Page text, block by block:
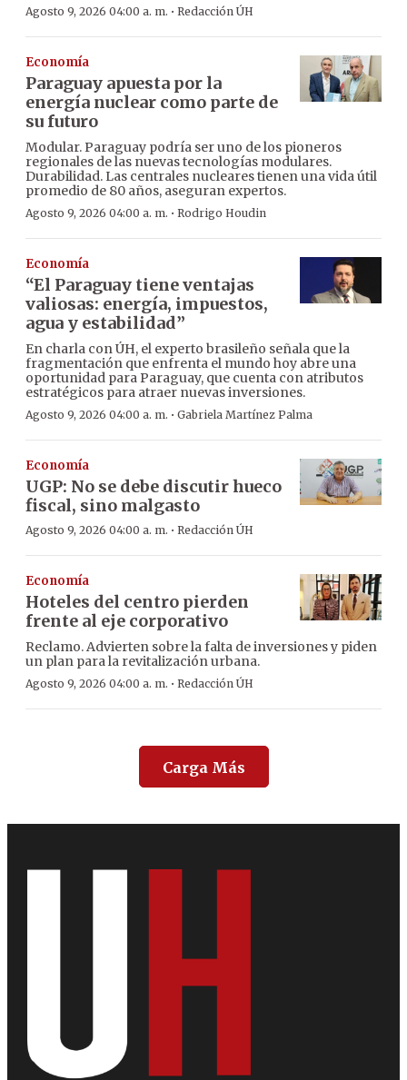
Agosto 9, 2026 04:00 a. m. · Redacción ÚH
Economía
Paraguay apuesta por la
energía nuclear como parte de
su futuro
Modular. Paraguay podría ser uno de los pioneros
regionales de las nuevas tecnologías modulares.
Durabilidad. Las centrales nucleares tienen una vida útil
promedio de 80 años, aseguran expertos.
Agosto 9, 2026 04:00 a. m. · Rodrigo Houdin
Economía
“El Paraguay tiene ventajas
valiosas: energía, impuestos,
agua y estabilidad”
En charla con ÚH, el experto brasileño señala que la
fragmentación que enfrenta el mundo hoy abre una
oportunidad para Paraguay, que cuenta con atributos
estratégicos para atraer nuevas inversiones.
Agosto 9, 2026 04:00 a. m. · Gabriela Martínez Palma
Economía
UGP: No se debe discutir hueco
fiscal, sino malgasto
Agosto 9, 2026 04:00 a. m. · Redacción ÚH
Economía
Hoteles del centro pierden
frente al eje corporativo
Reclamo. Advierten sobre la falta de inversiones y piden
un plan para la revitalización urbana.
Agosto 9, 2026 04:00 a. m. · Redacción ÚH
Carga Más